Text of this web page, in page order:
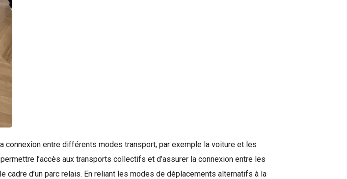
connexion entre différents modes transport, par exemple la voiture et les
l’accès aux transports collectifs et d’assurer la connexion entre les
d’un parc relais. En reliant les modes de déplacements alternatifs à la